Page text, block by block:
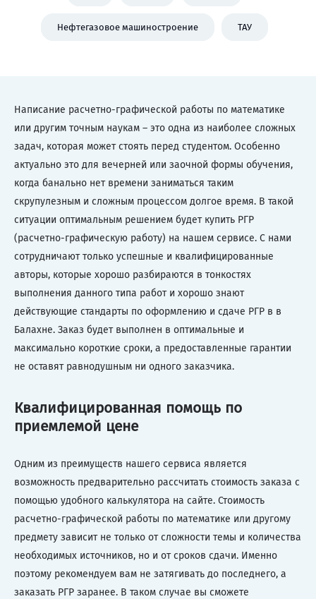
Нефтегазовое машиностроение ТАУ
Написание расчетно-графической работы по математике
или другим точным наукам – это одна из наиболее сложных
задач, которая может стоять перед студентом. Особенно
актуально это для вечерней или заочной формы обучения,
когда банально нет времени заниматься таким
скрупулезным и сложным процессом долгое время. В такой
ситуации оптимальным решением будет купить РГР
(расчетно-графическую работу) на нашем сервисе. С нами
сотрудничают только успешные и квалифицированные
авторы, которые хорошо разбираются в тонкостях
выполнения данного типа работ и хорошо знают
действующие стандарты по оформлению и сдаче РГР в в
Балахне. Заказ будет выполнен в оптимальные и
максимально короткие сроки, а предоставленные гарантии
не оставят равнодушным ни одного заказчика.
Квалифицированная помощь по
приемлемой цене
Одним из преимуществ нашего сервиса является
возможность предварительно рассчитать стоимость заказа с
помощью удобного калькулятора на сайте. Стоимость
расчетно-графической работы по математике или другому
предмету зависит не только от сложности темы и количества
необходимых источников, но и от сроков сдачи. Именно
поэтому рекомендуем вам не затягивать до последнего, а
заказать РГР заранее. В таком случае вы сможете